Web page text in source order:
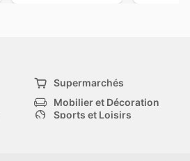
Supermarchés
Mobilier et Décoration
Sports et Loisirs